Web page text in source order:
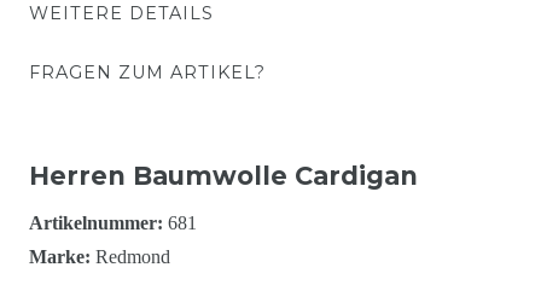
WEITERE DETAILS
FRAGEN ZUM ARTIKEL?
Herren Baumwolle Cardigan
Artikelnummer: 681
Marke: Redmond